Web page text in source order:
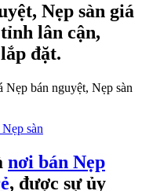
Nẹp sàn giá
lân cận,
đặt.
Nẹp bán nguyệt, Nẹp sàn
sàn
nơi bán Nẹp
, được sự ủy